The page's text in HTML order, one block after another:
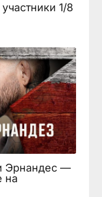
1/8
Эрнандес —
на